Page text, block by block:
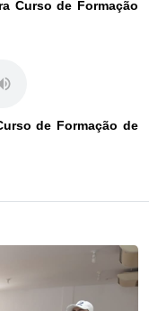
Curso de Formação
de Formação de